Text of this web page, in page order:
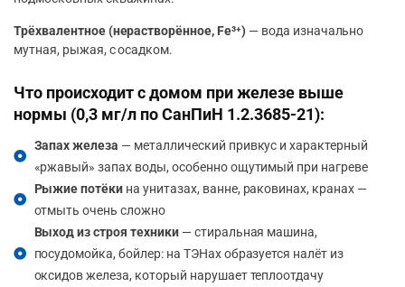
Трёхвалентное (нерастворённое, Fe³⁺)— вода изначально
мутная, рыжая, с осадком.
Что происходит с домом при железе выше
нормы (0,3 мг/л по СанПиН 1.2.3685-21):
Запах железа — металлический привкус и характерный
«ржавый» запах воды, особенно ощутимый при нагреве
Рыжие потёки на унитазах, ванне, раковинах, кранах —
отмыть очень сложно
Выход из строя техники— стиральная машина,
посудомойка, бойлер: на ТЭНах образуется налёт из
оксидов железа, который нарушает теплоотдачу